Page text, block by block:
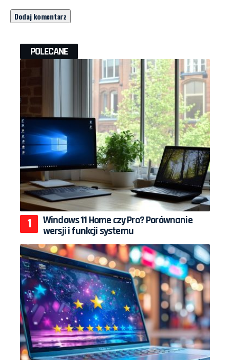
POLECANE
Windows 11 Home czy Pro? Porównanie
wersji i funkcji systemu